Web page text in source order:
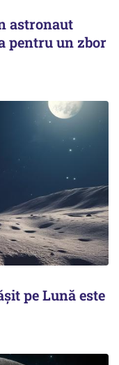
astronaut
pentru un zbor
pe Lună este